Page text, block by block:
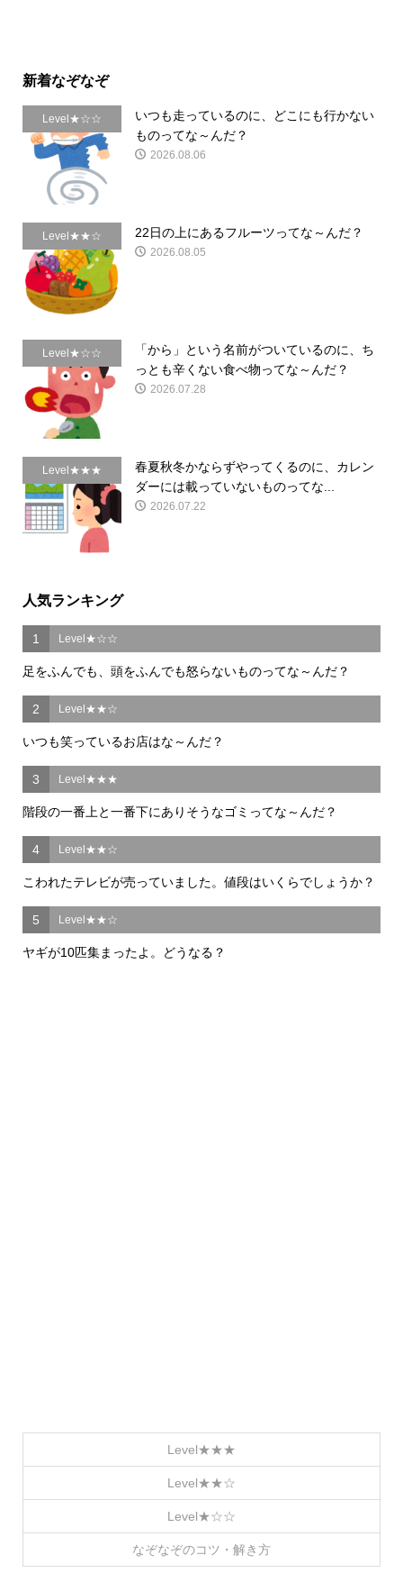
新着なぞなぞ
Level★☆☆
いつも走っているのに、どこにも行かない
ものってな～んだ？
2026.08.06
Level★★☆ 22日の上にあるフルーツってな～んだ？
2026.08.05
Level★☆☆
「から」という名前がついているのに、ち
っとも辛くない食べ物ってな～んだ？
2026.07.28
Level★★★
春夏秋冬かならずやってくるのに、カレン
ダーには載っていないものってな...
2026.07.22
人気ランキング
1 Level★☆☆
足をふんでも、頭をふんでも怒らないものってな～んだ？
2 Level★★☆
いつも笑っているお店はな～んだ？
3 Level★★★
階段の一番上と一番下にありそうなゴミってな～んだ？
4 Level★★☆
こわれたテレビが売っていました。値段はいくらでしょうか？
5 Level★★☆
ヤギが10匹集まったよ。どうなる？
Level★★★
Level★★☆
Level★☆☆
なぞなぞのコツ・解き方